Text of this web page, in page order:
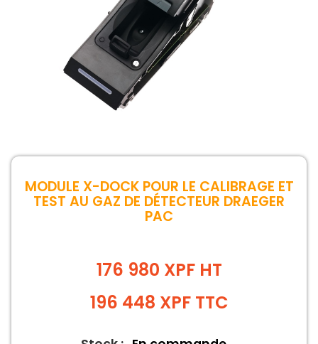
MODULE X-DOCK POUR LE CALIBRAGE ET
TEST AU GAZ DE DÉTECTEUR DRAEGER
PAC
176 980 XPF HT
196 448 XPFTTC